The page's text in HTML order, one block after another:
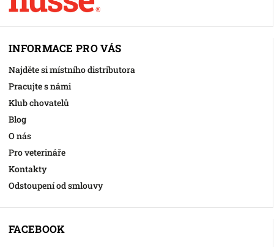
INFORMACE PRO VÁS
Najděte si místního distributora
Pracujte s námi
Klub chovatelů
Blog
O nás
Pro veterináře
Kontakty
Odstoupení od smlouvy
FACEBOOK